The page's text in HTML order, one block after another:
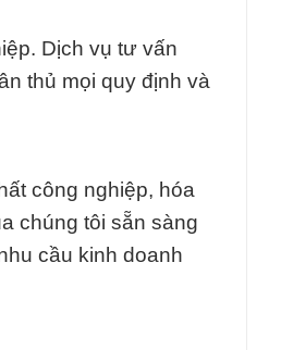
Dịch vụ tư vấn
thủ mọi quy định và
công nghiệp, hóa
chúng tôi sẵn sàng
cầu kinh doanh